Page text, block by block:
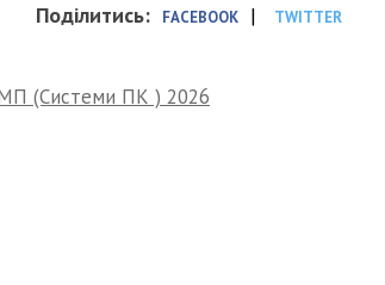
Поділитись: FACEBOOK | TWITTER
ВМП (Системи ПК ) 2026